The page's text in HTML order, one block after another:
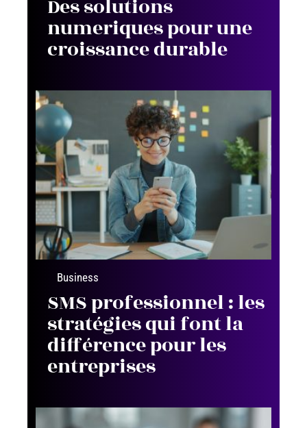
Des solutions
numeriques pour une
croissance durable
Business
SMS professionnel : les
stratégies qui font la
différence pour les
entreprises